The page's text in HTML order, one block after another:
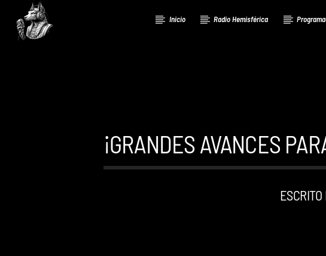
Inicio Radio Hemisférica
¡GRANDES AVANCES
ESCRITO